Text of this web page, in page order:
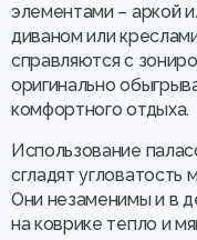
элементами – аркой
диваном или
справляются с
оригинально
комфортного отдыха.
Использование
сгладят угловатость
Они незаменимы и в
на коврике тепло и